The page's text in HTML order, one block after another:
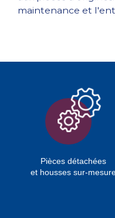
maintenance et
Pièces détachées
et housses sur-